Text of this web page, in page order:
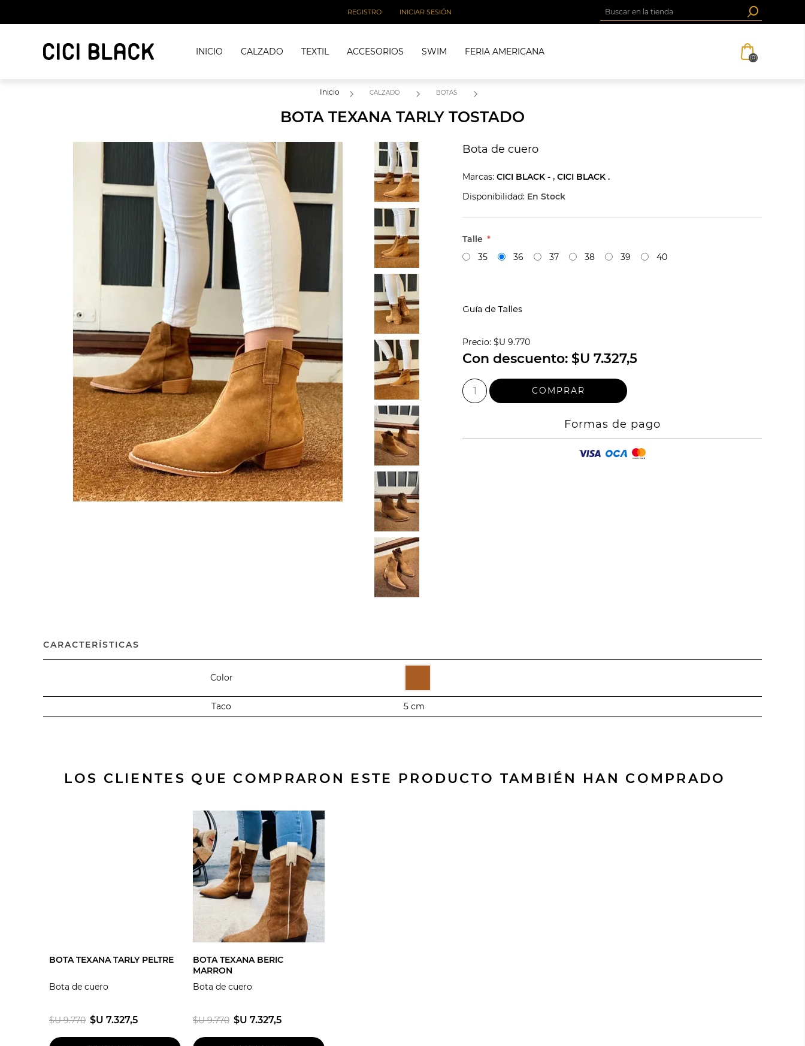
REGISTRO INICIAR SESIÓN
INICIO CALZADO TEXTIL ACCESORIOS SWIM FERIA AMERICANA
(0)
Inicio CALZADO BOTAS
BOTA TEXANA TARLY TOSTADO
Bota de cuero
Marcas: CICI BLACK - , CICI BLACK .
Disponibilidad: En Stock
Talle *
35
36 37 38 39 40
Precio: $U 9.770
Con descuento: $U 7.327,5
Formas de pago
CARACTERÍSTICAS
Color
Taco 5 cm
LOS CLIENTES QUE COMPRARON ESTE PRODUCTO TAMBIÉN HAN COMPRADO
BOTA TEXANA TARLY PELTRE
Bota de cuero
$U 9.770 $U 7.327,5
BOTA TEXANA BERIC
MARRON
Bota de cuero
$U 9.770 $U 7.327,5